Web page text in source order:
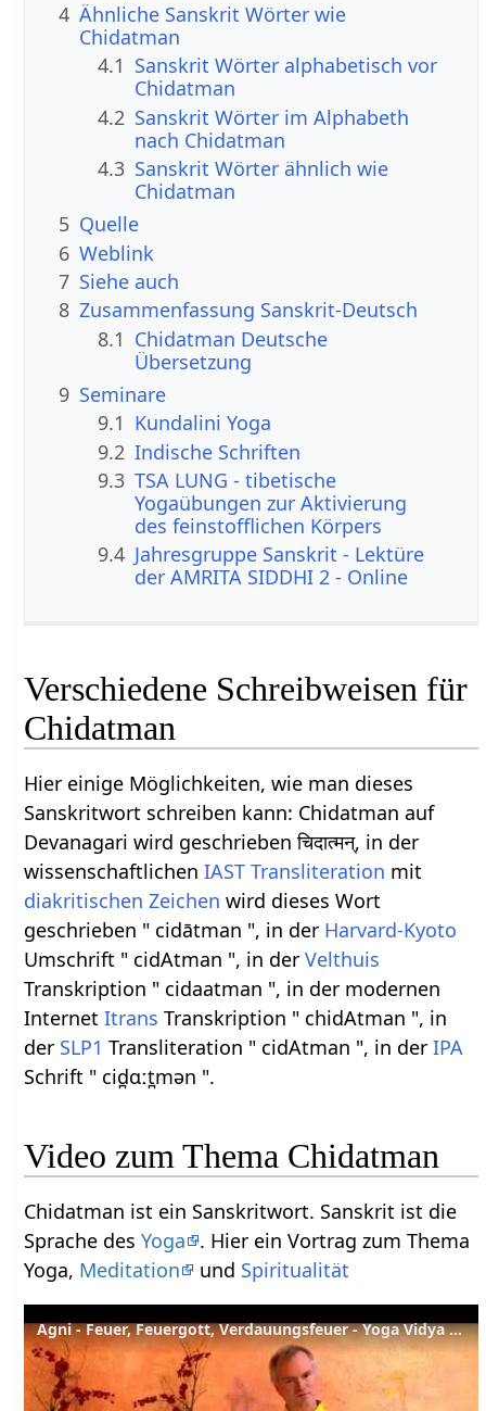
4 Ähnliche Sanskrit Wörter wie
Chidatman
4.1 Sanskrit Wörter alphabetisch vor
Chidatman
4.2 Sanskrit Wörter im Alphabeth
nach Chidatman
4.3 Sanskrit Wörter ähnlich wie
Chidatman
5 Quelle
6 Weblink
7 Siehe auch
8 Zusammenfassung Sanskrit-Deutsch
8.1 Chidatman Deutsche
Übersetzung
9 Seminare
9.1 Kundalini Yoga
9.2 Indische Schriften
9.3 TSA LUNG - tibetische
Yogaübungen zur Aktivierung
des feinstofflichen Körpers
9.4 Jahresgruppe Sanskrit - Lektüre
der AMRITA SIDDHI 2 - Online
Verschiedene Schreibweisen für
Chidatman
Hier einige Möglichkeiten, wie man dieses
Sanskritwort schreiben kann: Chidatman auf
Devanagari wird geschrieben चिदात्मन्, in der
wissenschaftlichenIAST Transliteration mit
diakritischen Zeichen wird dieses Wort
geschrieben " cidātman ", in der Harvard-Kyoto
Umschrift " cidAtman ", in derVelthuis
Transkription " cidaatman ", in der modernen
InternetItrans Transkription " chidAtman ", in
der SLP1 Transliteration " cidAtman ", in derIPA
Schrift " cid̪ɑːt̪mən ".
Video zum Thema Chidatman
Chidatman ist ein Sanskritwort. Sanskrit ist die
Sprache desYoga
. Hier ein Vortrag zum Thema
Yoga, Meditation und Spiritualität
Agni - Feuer, Feuergott, Verdauungsfeuer - Yoga Vidya Sanskrit Lexikon